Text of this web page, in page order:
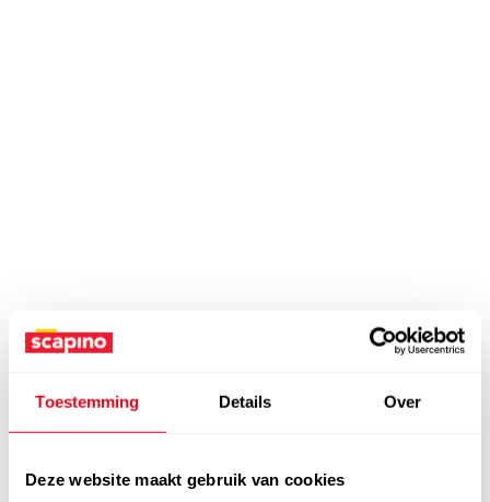
Toestemming Details Over
Deze website maakt gebruik van cookies